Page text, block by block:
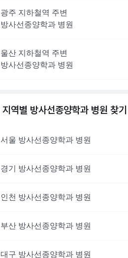
광주 지하철역 주변
방사선종양학과 병원
울산 지하철역 주변
방사선종양학과 병원
지역별 방사선종양학과 병원 찾기
서울 방사선종양학과 병원
경기 방사선종양학과 병원
인천 방사선종양학과 병원
부산 방사선종양학과 병원
대구 방사선종양학과 병원